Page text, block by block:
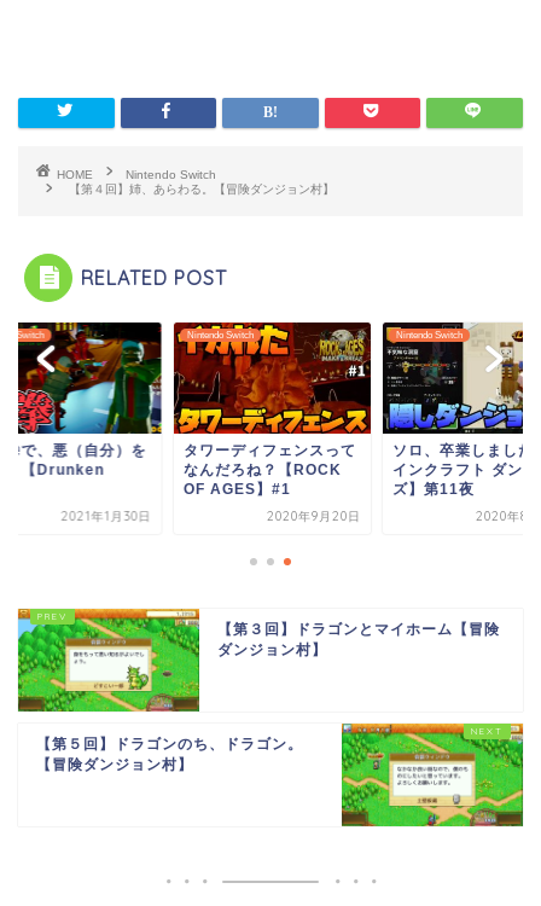
HOME
Nintendo Switch
【第４回】姉、あらわる。【冒険ダンジョン村】
RELATED POST
Switch
拳で、悪（自分）を
！【Drunken
2021年1月30日
Nintendo Switch
タワーディフェンスって
なんだろね？【ROCK
OF AGES】#1
2020年9月20日
Nintendo Switch
ソロ、卒業しました
インクラフト ダン
ズ】第11夜
2020年8
【第３回】ドラゴンとマイホーム【冒険
ダンジョン村】
【第５回】ドラゴンのち、ドラゴン。
【冒険ダンジョン村】